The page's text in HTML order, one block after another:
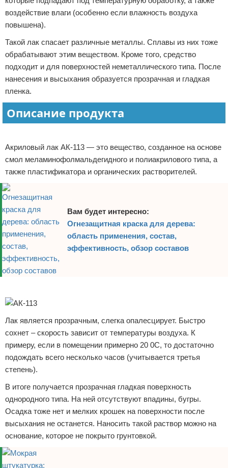
Домашний быт
Коммунальные услуги
Сантехника
Безопасность
Стройматериалы
Отказ от ответственности
воздействие влаги (особенно если влажность воздуха
повышена).
Такой лак спасает различные металлы. Сплавы из них тоже
обрабатывают этим веществом. Кроме того, средство
подходит и для поверхностей неметаллического типа. После
нанесения и высыхания образуется прозрачная и гладкая
пленка.
Описание продукта
Акриловый лак АК-113 — это вещество, созданное на основе
смол меламинофолмальдегидного и полиакрилового типа, а
также пластификатора и органических растворителей.
Вам будет интересно:
Огнезащитная краска для дерева:
область применения, состав,
эффективность, обзор составов
Лак является прозрачным, слегка опалесцирует. Быстро
сохнет – скорость зависит от температуры воздуха. К
примеру, если в помещении примерно 20 0С, то достаточно
подождать всего несколько часов (учитывается третья
степень).
В итоге получается прозрачная гладкая поверхность
однородного типа. На ней отсутствуют впадины, бугры.
Осадка тоже нет и мелких крошек на поверхности после
высыхания не останется. Наносить такой раствор можно на
основание, которое не покрыто грунтовкой.